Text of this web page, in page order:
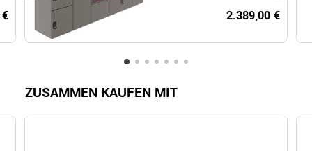
2.389,00 €
ZUSAMMEN KAUFEN MIT